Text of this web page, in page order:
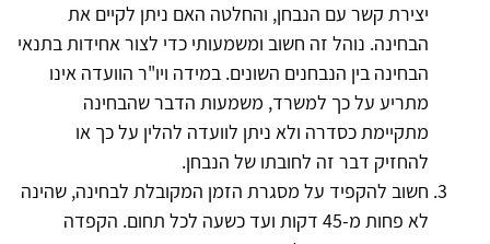
יצירת קשר עם הנבחן, והחלטה האם ניתן לקיים את
הבחינה. נוהל זה חשוב ומשמעותי כדי לצור אחידות בתנאי
הבחינה בין הנבחנים השונים. במידה ויו"ר הוועדה אינו
מתריע על כך למשרד, משמעות הדבר שהבחינה
מתקיימת כסדרה ולא ניתן לוועדה להלין על כך או
להחזיק דבר זה לחובתו של הנבחן.
חשוב להקפיד על מסגרת הזמן המקובלת לבחינה, שהינה
לא פחות מ-45 דקות ועד כשעה לכל תחום. הקפדה